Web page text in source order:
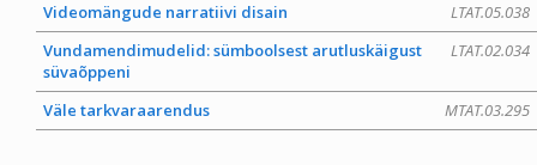
LTAT.05.038
Videomängude narratiivi disain
LTAT.02.034
Vundamendimudelid: sümboolsest arutluskäigust
süvaõppeni
MTAT.03.295
Väle tarkvaraarendus